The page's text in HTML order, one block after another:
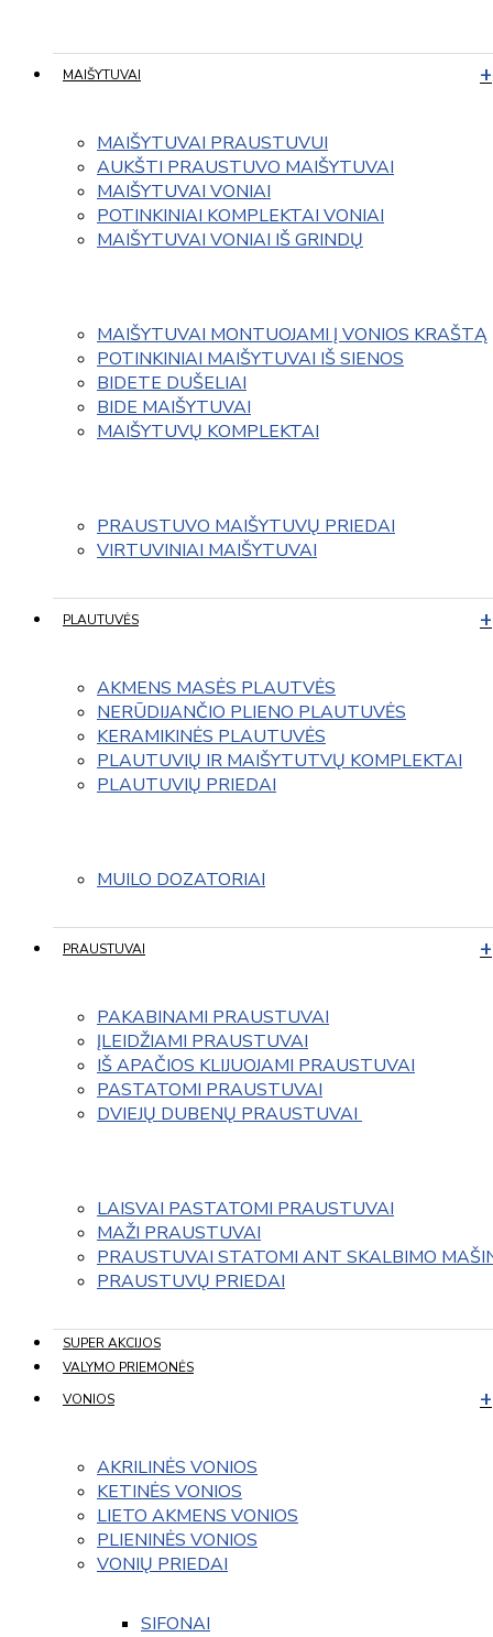
MAIŠYTUVAI
MAIŠYTUVAI PRAUSTUVUI
AUKŠTI PRAUSTUVO MAIŠYTUVAI
MAIŠYTUVAI VONIAI
POTINKINIAI KOMPLEKTAI VONIAI
MAIŠYTUVAI VONIAI IŠ GRINDŲ
MAIŠYTUVAI MONTUOJAMI Į VONIOS KRAŠTĄ
POTINKINIAI MAIŠYTUVAI IŠ SIENOS
BIDETE DUŠELIAI
BIDE MAIŠYTUVAI
MAIŠYTUVŲ KOMPLEKTAI
PRAUSTUVO MAIŠYTUVŲ PRIEDAI
VIRTUVINIAI MAIŠYTUVAI
PLAUTUVĖS
AKMENS MASĖS PLAUTVĖS
NERŪDIJANČIO PLIENO PLAUTUVĖS
KERAMIKINĖS PLAUTUVĖS
PLAUTUVIŲ IR MAIŠYTUTVŲ KOMPLEKTAI
PLAUTUVIŲ PRIEDAI
MUILO DOZATORIAI
PRAUSTUVAI
PAKABINAMI PRAUSTUVAI
ĮLEIDŽIAMI PRAUSTUVAI
IŠ APAČIOS KLIJUOJAMI PRAUSTUVAI
PASTATOMI PRAUSTUVAI
DVIEJŲ DUBENŲ PRAUSTUVAI
LAISVAI PASTATOMI PRAUSTUVAI
MAŽI PRAUSTUVAI
PRAUSTUVAI STATOMI ANT SKALBIMO
PRAUSTUVŲ PRIEDAI
SUPER AKCIJOS
VALYMO PRIEMONĖS
VONIOS
AKRILINĖS VONIOS
KETINĖS VONIOS
LIETO AKMENS VONIOS
PLIENINĖS VONIOS
VONIŲ PRIEDAI
SIFONAI